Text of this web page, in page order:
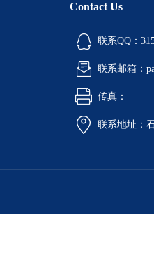
Contact Us
联系QQ：
联系邮箱：
传真：
联系地址：